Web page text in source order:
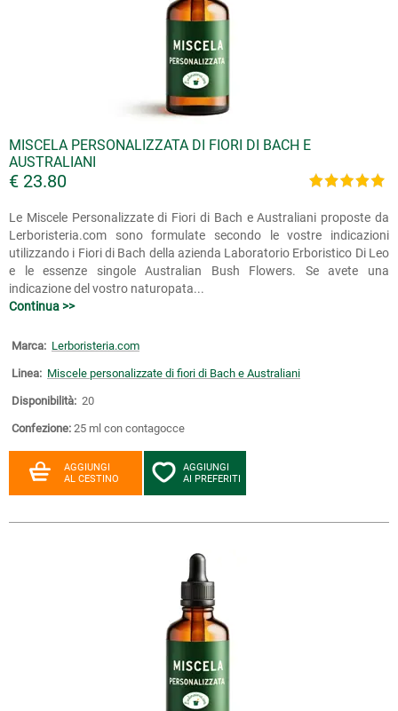
MISCELA PERSONALIZZATA DI FIORI DI BACH E
AUSTRALIANI
€ 23.80
Le Miscele Personalizzate di Fiori di Bach e Australiani proposte da
Lerboristeria.com sono formulate secondo le vostre indicazioni
utilizzando i Fiori di Bach della azienda Laboratorio Erboristico Di Leo
e le essenze singole Australian Bush Flowers. Se avete una
indicazione del vostro naturopata...
Continua >>
Marca: Lerboristeria.com
Linea: Miscele personalizzate di fiori di Bach e Australiani
Disponibilità: 20
Confezione: 25 ml con contagocce
AGGIUNGI
AL CESTINO
AGGIUNGI
AI PREFERITI